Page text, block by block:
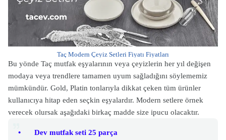
Taç Modern Çeyiz Setleri Fiyatı Fiyatları
Bu yönde Taç mutfak eşyalarının veya çeyizlerin her yıl değişen
modaya veya trendlere tamamen uyum sağladığını söylememiz
mümkündür. Gold, Platin tonlarıyla dikkat çeken tüm ürünler
kullanıcıya hitap eden seçkin eşyalardır. Modern setlere örnek
verecek olursak aşağıdaki birkaç madde size ipucu olacaktır.
•
Dev mutfak seti 25 parça